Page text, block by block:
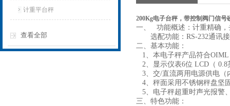
计重平台秤
查看全部
200Kg电子台秤，带控制阀门信号
一、 功能概述：计重精确，
选配功能：RS-232通讯接
二、基本功能：
1、本电子秤产品符合
2、显示仪表6位 LCD（
3、交/直流两用电源供电（
4、秤面采用不锈钢秤盘坚
5、电子秤超重时声光报警
三、特色功能：